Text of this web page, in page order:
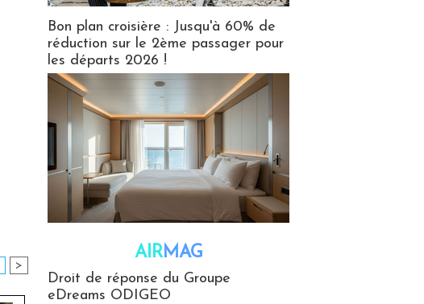
>
Bon plan croisière : Jusqu'à 60% de
réduction sur le 2ème passager pour
les départs 2026 !
AIRMAG
Droit de réponse du Groupe
eDreams ODIGEO